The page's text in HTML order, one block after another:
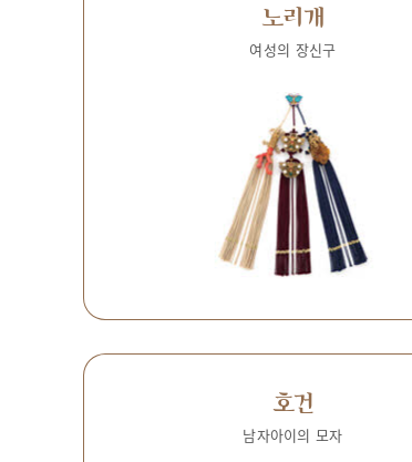
노리개
여성의 장신구
호건
남자아이의 모자